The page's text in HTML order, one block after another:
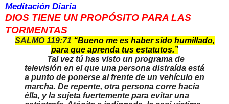
Meditación Diaria
DIOS TIENE UN PROPÓSITO PARA LAS
TORMENTAS
SALMO 119:71 “Bueno me es haber sido humillado,
para que aprenda tus estatutos.”
Tal vez tú has visto un programa de
televisión en el que una persona distraída está
a punto de ponerse al frente de un vehículo en
marcha. De repente, otra persona corre hacia
élla, y la sujeta fuertemente para evitar una